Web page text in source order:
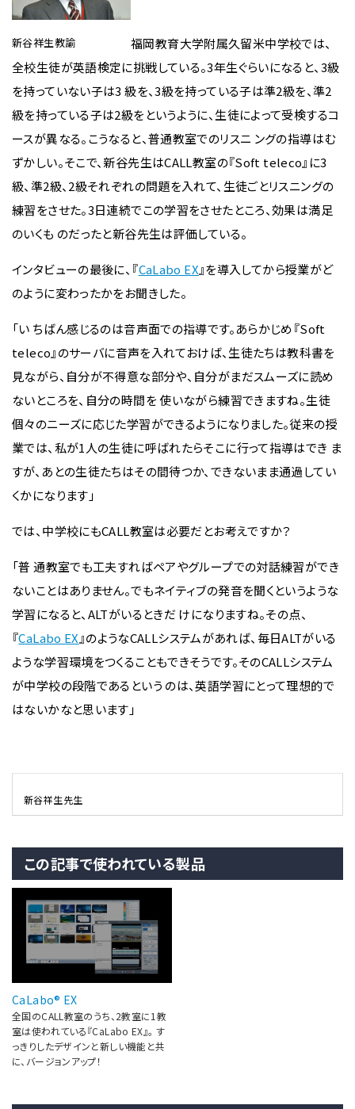
新谷祥生教諭
福岡教育大学附属久留米中学校では、
全校生徒が英語検定に挑戦している。3年生ぐらいになると、3級
を持っていない子は3 級を、3級を持っている子は準2級を、準2
級を持っている子は2級をというように、生徒によって受検するコ
ースが異なる。こうなると、普通教室でのリスニ ングの指導はむ
ずかしい。そこで、新谷先生はCALL教室の『Soft teleco』に3
級、準2級、2級それぞれの問題を入れて、生徒ごとリスニングの
練習をさせた。3日連続でこの学習をさせたところ、効果は満足
のいくも のだったと新谷先生は評価している。
インタビューの最後に、『CaLabo EX』を導入してから授業がど
のように変わったかをお聞きした。
「い ちばん感じるのは音声面での指導です。あらかじめ『Soft
teleco』のサーバに音声を入れておけば、生徒たちは教科書を
見ながら、自分が不得意な部分や、自分がまだスムーズに読め
ないところを、自分の時間を 使いながら練習できますね。生徒
個々のニーズに応じた学習ができるようになりました。従来の授
業では、私が1人の生徒に呼ばれたらそこに行って指導はでき ま
すが、あとの生徒たちはその間待つか、できないまま通過してい
くかになります」
では、中学校にもCALL教室は必要だとお考えですか？
「普 通教室でも工夫すればペアやグループでの対話練習ができ
ないことはありません。でもネイティブの発音を聞くというような
学習になると、ALTがいるときだ けになりますね。その点、
『CaLabo EX 』のようなCALLシステムがあれば、毎日ALTがいる
ような学習環境をつくることもできそうです。そのCALLシステム
が中学校の段階であるという のは、英語学習にとって理想的で
はないかなと思います」
新谷祥生先生
この記事で使われている製品
CaLabo® EX
全国のCALL教室のうち、2教室に1教
室は使われている『CaLabo EX』。 す
っきりしたデザインと新しい機能と共
に、バージョンアップ！